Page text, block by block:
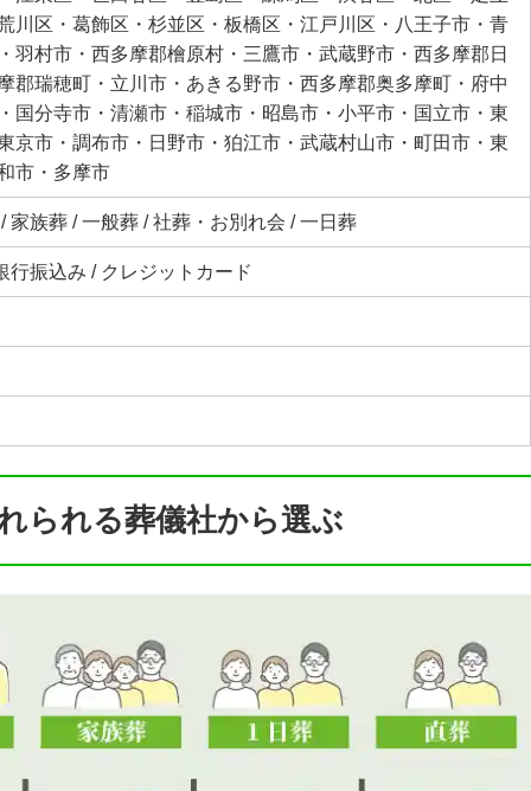
川区・葛飾区・杉並区・板橋区・江戸川区・八王子市・青
羽村市・西多摩郡檜原村・三鷹市・武蔵野市・西多摩郡日
郡瑞穂町・立川市・あきる野市・西多摩郡奥多摩町・府中
国分寺市・清瀬市・稲城市・昭島市・小平市・国立市・東
京市・調布市・日野市・狛江市・武蔵村山市・町田市・東
市・多摩市
家族葬 / 一般葬 / 社葬・お別れ会 / 一日葬
行振込み / クレジットカード
られる葬儀社から選ぶ